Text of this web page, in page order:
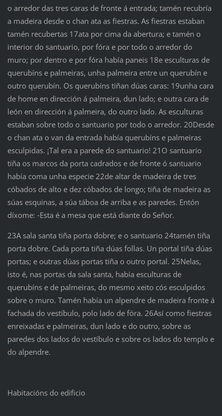
o arredor das tres caras de fronte á entrada; tamén recubría
a madeira desde o chan ata as fiestras. As fiestras estaban
tamén recubertas 17ata por cima da abertura; e tamén o
interior do santuario, por fóra e por todo o arredor do
muro; por dentro e por fóra había paneis 18e esculturas de
querubíns e palmeiras, unha palmeira entre un querubín e
outro querubín. Os querubíns tiñan dúas caras: 19unha cara
de home en dirección á palmeira, dun lado; e outra cara de
león en dirección á palmeira, do outro lado. As esculturas
estaban sobre todo o santuario por todo o arredor. 20Desde
o chan ata o van da entrada había querubíns e palmeiras
esculpidas. ¡Tal era a parede do santuario! 21O santuario
tiña os marcos da porta cadrados e de fronte ó santuario
había coma unha especie 22de altar de madeira de tres
cóbados de alto e dez cóbados de longo; tiña de madeira as
súas esquinas, a súa táboa de arriba e as paredes. Entón
díxome: ‑Esta é a mesa que está diante do Señor.
23A sala santa tiña porta dobre; e o santuario 24tamén tiña
porta dobre. Cada porta tiña dúas follas. Un portal tiña dúas
portas; e outras dúas portas tiña o outro portal. 25Nelas,
isto é, nas portas da sala santa, había esculturas de
querubíns e de palmeiras, do mesmo xeito cós esculpidos
sobre o muro. Tamén había un alpendre de madeira fronte á
fachada do vestíbulo, polo lado de fóra. 26Así como fiestras
enreixadas e palmeiras, dun lado e do outro, sobre as
paredes dos lados do vestíbulo e sobre os lados do templo e
do alpendre.
Habitacións do edificio